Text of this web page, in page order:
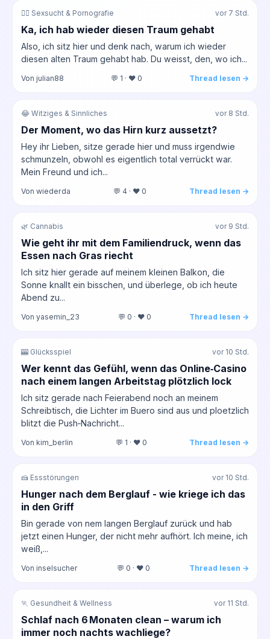
❤️‍🔥 Sexsucht & Pornografie vor 7 Std.
Ka, ich hab wieder diesen Traum gehabt
Also, ich sitz hier und denk nach, warum ich wieder
diesen alten Traum gehabt hab. Du weisst, den, wo ich...
Von julian88 💬 1 · ❤️ 0 Thread lesen →
😂 Witziges & Sinnliches vor 8 Std.
Der Moment, wo das Hirn kurz aussetzt?
Hey ihr Lieben, sitze gerade hier und muss irgendwie
schmunzeln, obwohl es eigentlich total verrückt war.
Mein Freund und ich...
Von wiederda 💬 4 · ❤️ 0 Thread lesen →
🌿 Cannabis vor 9 Std.
Wie geht ihr mit dem Familiendruck, wenn das
Essen nach Gras riecht
Ich sitz hier gerade auf meinem kleinen Balkon, die
Sonne knallt ein bisschen, und überlege, ob ich heute
Abend zu...
Von yasemin_23 💬 0 · ❤️ 0 Thread lesen →
🎰 Glücksspiel vor 10 Std.
Wer kennt das Gefühl, wenn das Online‑Casino
nach einem langen Arbeitstag plötzlich lock
Ich sitz gerade nach Feierabend noch an meinem
Schreibtisch, die Lichter im Buero sind aus und ploetzlich
blitzt die Push‑Nachricht...
Von kim_berlin 💬 1 · ❤️ 0 Thread lesen →
🍰 Essstörungen vor 10 Std.
Hunger nach dem Berglauf - wie kriege ich das
in den Griff
Bin gerade von nem langen Berglauf zurück und hab
jetzt einen Hunger, der nicht mehr aufhört. Ich meine, ich
weiß,...
Von inselsucher 💬 0 · ❤️ 0 Thread lesen →
🏃 Gesundheit & Wellness vor 11 Std.
Schlaf nach 6 Monaten clean – warum ich
immer noch nachts wachliege?